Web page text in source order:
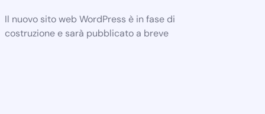
Il nuovo sito web WordPress è in fase di
costruzione e sarà pubblicato a breve